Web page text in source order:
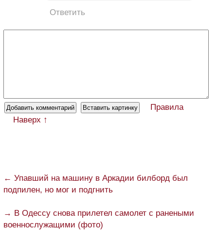
Ответить
Правила
Наверх ↑
← Упавший на машину в Аркадии билборд был
подпилен, но мог и подгнить
→ В Одессу снова прилетел самолет с ранеными
военнослужащими (фото)